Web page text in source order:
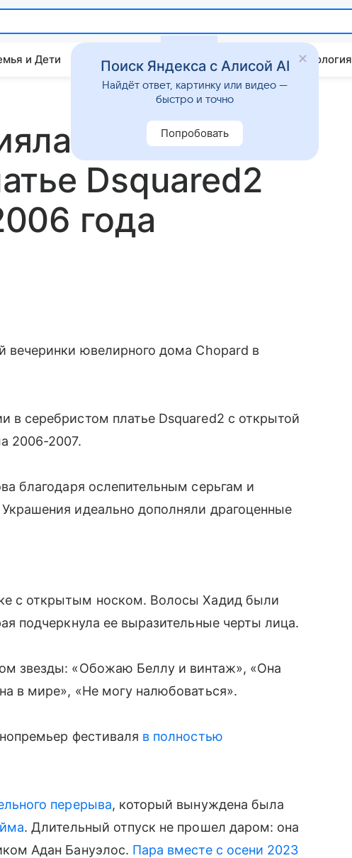
и Дети Дом Гороскопы Стиль жизни Психология
на
Dsquared2
года
вечеринки ювелирного дома Chopard в
в серебристом платье Dsquared2 с открытой
2006-2007.
благодаря ослепительным серьгам и
идеально дополняли драгоценные
с открытым носком. Волосы Хадид были
подчеркнула ее выразительные черты лица.
звезды: «Обожаю Беллу и винтаж», «Она
в мире», «Не могу налюбоваться».
фестиваля в полностью
перерыва, который вынуждена была
. Длительный отпуск не прошел даром: она
Адан Бануэлос. Пара вместе с осени 2023
Поиск Яндекса с Алисой AI
Найдёт ответ, картинку или видео —
быстро и точно
Попробовать